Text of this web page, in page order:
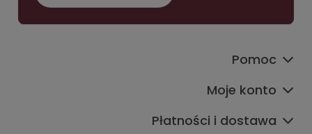
Pomoc
Moje konto
Płatności i dostawa